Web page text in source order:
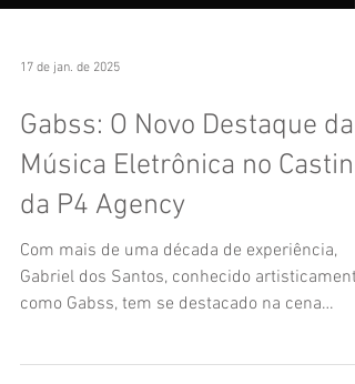
17 de jan. de 2025
Gabss: O Novo Destaque da
Música Eletrônica no Casting
da P4 Agency
Com mais de uma década de experiência,
como Gabss, tem se destacado na cena